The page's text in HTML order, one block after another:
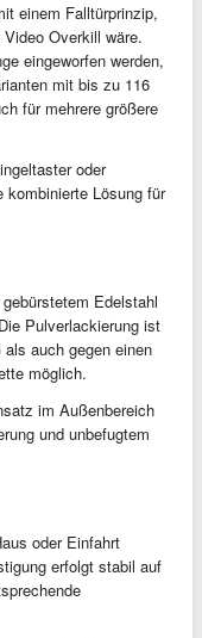
einem Falltürprinzip,
Overkill wäre.
eingeworfen werden,
mit bis zu 116
für mehrere größere
oder
kombinierte Lösung für
Edelstahl
Pulverlackierung ist
auch gegen einen
möglich.
im Außenbereich
und unbefugtem
oder Einfahrt
erfolgt stabil auf